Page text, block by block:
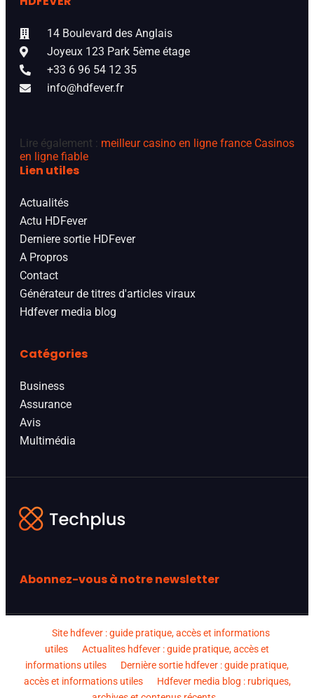
14 Boulevard des Anglais
Joyeux 123 Park 5ème étage
+33 6 96 54 12 35
info@hdfever.fr
Lire également : meilleur casino en ligne france Casinos
en ligne fiable
Lien utiles
Actualités
Actu HDFever
Derniere sortie HDFever
A Propros
Contact
Générateur de titres d'articles viraux
Hdfever media blog
Catégories
Business
Assurance
Avis
Multimédia
Abonnez-vous à notre newsletter
Site hdfever : guide pratique, accès et informations
utiles
Actualites hdfever : guide pratique, accès et
informations utiles
Dernière sortie hdfever : guide pratique,
accès et informations utiles
Hdfever media blog : rubriques,